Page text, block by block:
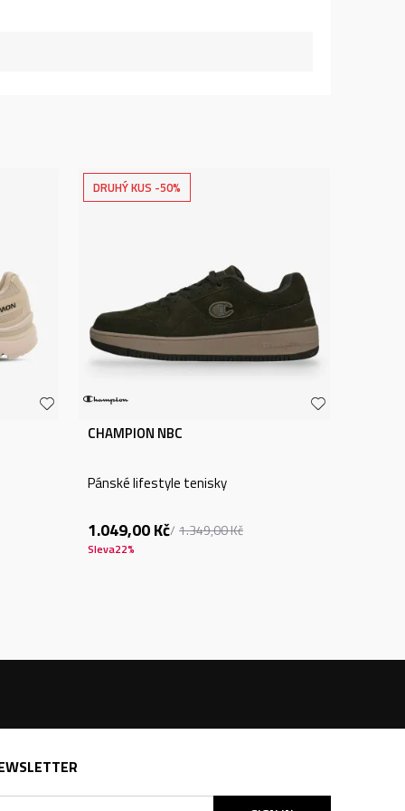
DRUHÝ KUS -50%
CHAMPION NBC
Pánské lifestyle tenisky
1.049,00Kč 1.349,00Kč
Sleva22%